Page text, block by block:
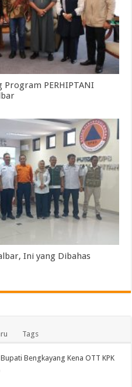
Program PERHIPTANI
Ini yang Dibahas
Tags
Bupati Bengkayang Kena OTT KPK